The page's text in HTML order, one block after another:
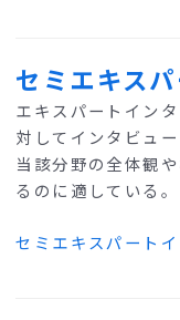
セミエキス
エキスパートイン
対してインタビュ
当該分野の全体観
るのに適している。
セミエキスパート